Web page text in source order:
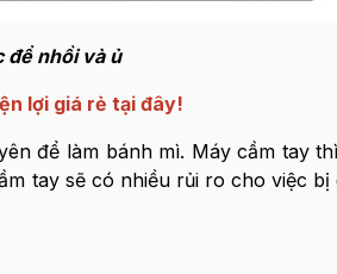
để nhồi và ủ
lợi giá rẻ tại đây!
để làm bánh mì. Máy cầm tay
tay sẽ có nhiều rủi ro cho việc bị